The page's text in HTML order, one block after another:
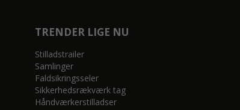
TRENDER LIGE NU
Stilladstrailer
Samlinger
Faldsikringsseler
Sikkerhedsrækværk tag
Håndværkerstilladser